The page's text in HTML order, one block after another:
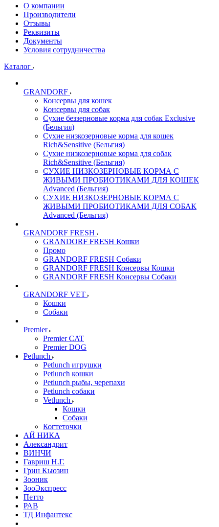
О компании
Производители
Отзывы
Реквизиты
Документы
Условия сотрудничества
Каталог
GRANDORF
Консервы для кошек
Консервы для собак
Сухие беззерновые корма для собак Exclusive
(Бельгия)
Сухие низкозерновые корма для кошек
Rich&Sensitive (Бельгия)
Сухие низкозерновые корма для собак
Rich&Sensitive (Бельгия)
СУХИЕ НИЗКОЗЕРНОВЫЕ КОРМА С
ЖИВЫМИ ПРОБИОТИКАМИ ДЛЯ КОШЕК
Advanced (Бельгия)
СУХИЕ НИЗКОЗЕРНОВЫЕ КОРМА С
ЖИВЫМИ ПРОБИОТИКАМИ ДЛЯ СОБАК
Advanced (Бельгия)
GRANDORF FRESH
GRANDORF FRESH Кошки
Промо
GRANDORF FRESH Собаки
GRANDORF FRESH Консервы Кошки
GRANDORF FRESH Консервы Собаки
GRANDORF VET
Кошки
Собаки
Premier
Premier CAT
Premier DOG
Petlunch
Petlunch игрушки
Petlunch кошки
Petlunch рыбы, черепахи
Petlunch собаки
Vetlunch
Кошки
Собаки
Когтеточки
АЙ НИКА
Александрит
ВИНЧИ
Гавриш Н.Г.
Грин Кьюзин
Зооник
ЗооЭкспресс
Петто
РАВ
ТД Инфантекс